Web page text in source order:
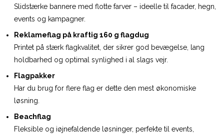
Slidstærke bannere med flotte farver – ideelle til facader, hegn,
events og kampagner.
Reklameflag på kraftig 160 g flagdug
Printet på stærk flagkvalitet, der sikrer god bevægelse, lang
holdbarhed og optimal synlighed i al slags vejr.
Flagpakker
Har du brug for flere flag er dette den mest økonomiske
løsning.
Beachflag
Fleksible og iøjnefaldende løsninger, perfekte til events,